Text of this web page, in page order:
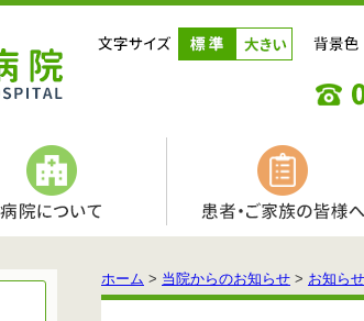
ホーム > 当院からのお知らせ > お知らせ